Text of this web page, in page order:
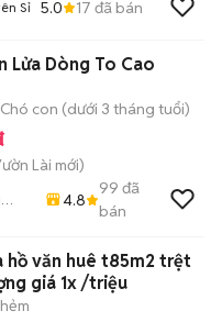
Sỉ 5.0 17 đã bán
Lửa Dòng To Cao
Chó con (dưới 3 tháng tuổi)
Lài mới)
4.8
99 đã
bán
hồ văn huê t85m2 trệt
giá 1x /triệu